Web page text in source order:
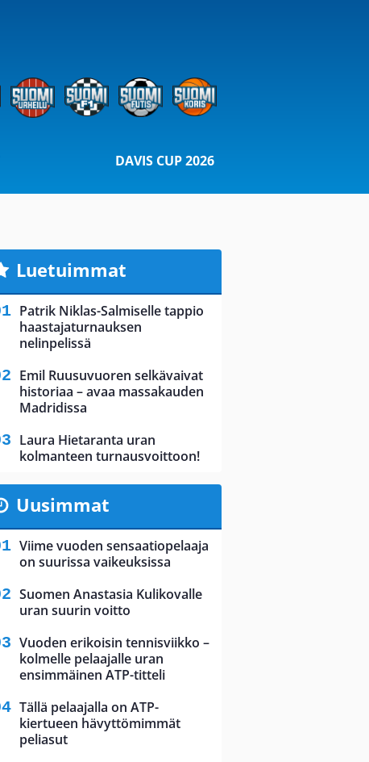
DAVIS CUP 2026
Luetuimmat
Patrik Niklas-Salmiselle tappio
haastajaturnauksen
nelinpelissä
Emil Ruusuvuoren selkävaivat
historiaa – avaa massakauden
Madridissa
Laura Hietaranta uran
kolmanteen turnausvoittoon!
Uusimmat
Viime vuoden sensaatiopelaaja
on suurissa vaikeuksissa
Suomen Anastasia Kulikovalle
uran suurin voitto
Vuoden erikoisin tennisviikko –
kolmelle pelaajalle uran
ensimmäinen ATP-titteli
Tällä pelaajalla on ATP-
kiertueen hävyttömimmät
peliasut